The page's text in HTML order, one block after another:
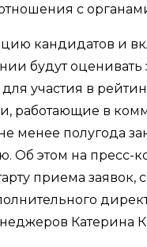
с
кандидатов и
будут оценивать
участия в
работающие в
менее полугода
Об этом на пресс-
приема заявок,
Катерина